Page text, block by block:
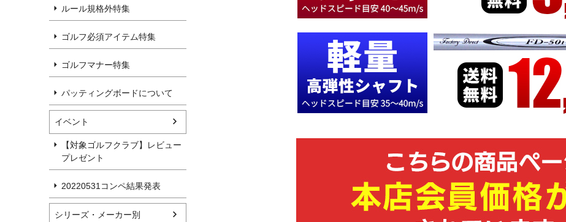
ルール規格外特集
ゴルフ必須アイテム特集
ゴルフマナー特集
パッティングボードについて
イベント
【対象ゴルフクラブ】レビュー
プレゼント
20220531コンペ結果発表
シリーズ・メーカー別